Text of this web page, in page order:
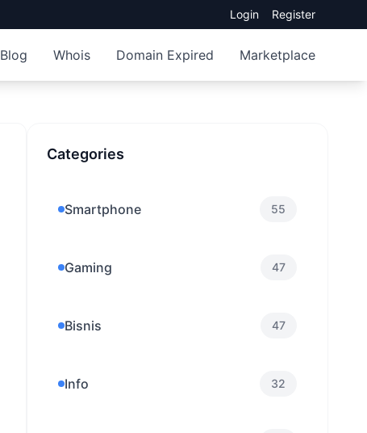
Login Register
Blog Whois Domain Expired Marketplace
Categories
Smartphone 55
Gaming 47
Bisnis 47
Info 32